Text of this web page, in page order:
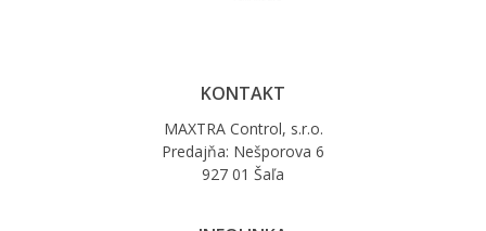
KONTAKT
MAXTRA Control, s.r.o.
Predajňa: Nešporova 6
927 01 Šaľa